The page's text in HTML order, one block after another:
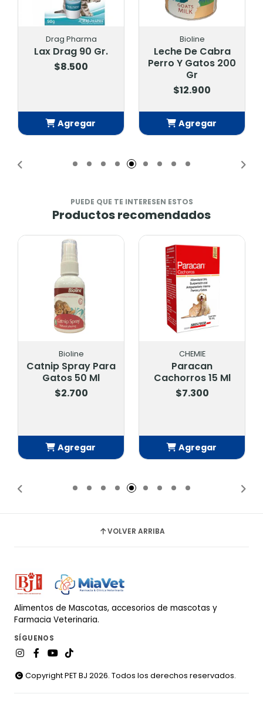
Drag Pharma
Lax Drag 90 Gr.
$8.500
Agregar
Bioline
Leche De Cabra
Perro Y Gatos 200
Gr
$12.900
Agregar
PUEDE QUE TE INTERESEN ESTOS
Productos recomendados
Bioline
Catnip Spray Para
Gatos 50 Ml
$2.700
Agregar
CHEMIE
Paracan
Cachorros 15 Ml
$7.300
Agregar
VOLVER ARRIBA
Alimentos de Mascotas, accesorios de mascotas y
Farmacia Veterinaria.
SÍGUENOS
Copyright PET BJ 2026. Todos los derechos reservados.